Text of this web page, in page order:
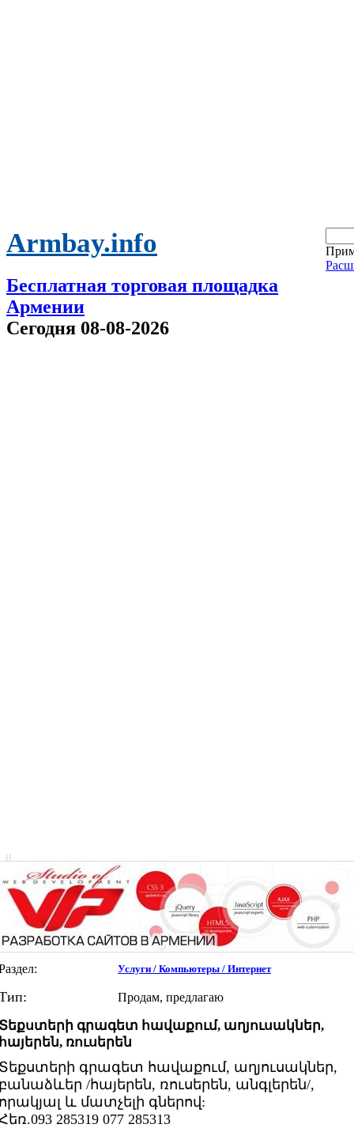
Armbay.info
Бесплатная торговая площадка
Армении
Сегодня 08-08-2026
Услуги / Компьютеры / Интернет
Продам, предлагаю
գրագետ հավաքում, աղյուսակներ,
ռուսերեն
գրագետ հավաքում, աղյուսակներ,
/հայերեն, ռուսերեն, անգլերեն/,
և մատչելի գներով:
285319 077 285313